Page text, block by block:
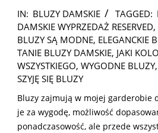
2024-
10-
12
IN: BLUZY DAMSKIE TAGGED:
DAMSKIE WYPRZEDAŻ RESERVED,
BLUZY SĄ MODNE, ELEGANCKIE
TANIE BLUZY DAMSKIE, JAKI
WSZYSTKIEGO, WYGODNE BLUZY,
SZYJĘ SIĘ BLUZY
Bluzy zajmują w mojej garderobie
je za wygodę, możliwość
ponadczasowość, ale przede